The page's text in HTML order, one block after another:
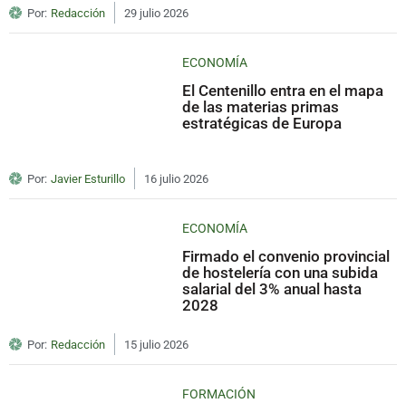
Por: Redacción 29 julio 2026
ECONOMÍA
El Centenillo entra en el mapa
de las materias primas
estratégicas de Europa
Por: Javier Esturillo 16 julio 2026
ECONOMÍA
Firmado el convenio provincial
de hostelería con una subida
salarial del 3% anual hasta
2028
Por: Redacción 15 julio 2026
FORMACIÓN